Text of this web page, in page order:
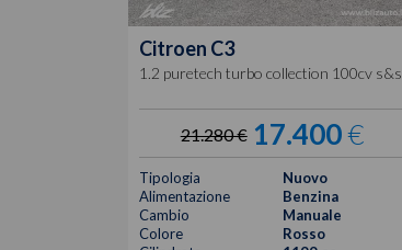
Citroen C3
1.2 puretech turbo collection 100cv s&s
21.280 € 17.400€
Tipologia
Nuovo
Alimentazione
Benzina
Cambio
Manuale
Colore
Rosso